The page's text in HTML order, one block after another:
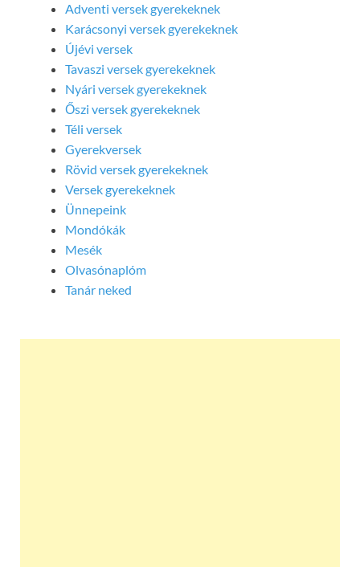
Adventi versek gyerekeknek
Karácsonyi versek gyerekeknek
Újévi versek
Tavaszi versek gyerekeknek
Nyári versek gyerekeknek
Őszi versek gyerekeknek
Téli versek
Gyerekversek
Rövid versek gyerekeknek
Versek gyerekeknek
Ünnepeink
Mondókák
Mesék
Olvasónaplóm
Tanár neked